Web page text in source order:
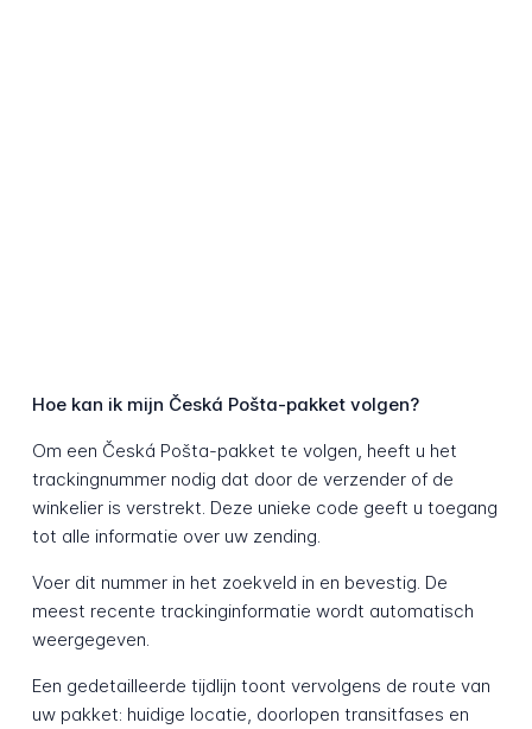
Hoe kan ik mijn Česká Pošta-pakket volgen?
Om een Česká Pošta-pakket te volgen, heeft u het
trackingnummer nodig dat door de verzender of de
winkelier is verstrekt. Deze unieke code geeft u toegang
tot alle informatie over uw zending.
Voer dit nummer in het zoekveld in en bevestig. De
meest recente trackinginformatie wordt automatisch
weergegeven.
Een gedetailleerde tijdlijn toont vervolgens de route van
uw pakket: huidige locatie, doorlopen transitfases en